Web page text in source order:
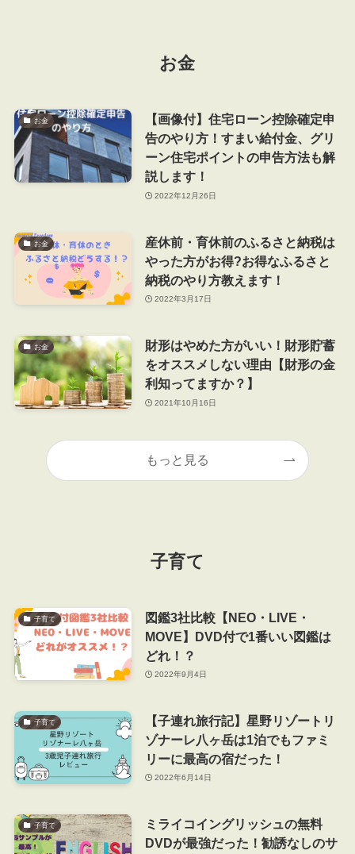
お金
お金
【画像付】住宅ローン控除確定申
告のやり方！すまい給付金、グリ
ーン住宅ポイントの申告方法も解
説します！
2022年12月26日
お金
産休前・育休前のふるさと納税は
やった方がお得?お得なふるさと
納税のやり方教えます！
2022年3月17日
お金
財形はやめた方がいい！財形貯蓄
をオススメしない理由【財形の金
利知ってますか？】
2021年10月16日
もっと見る
子育て
子育て
図鑑3社比較【NEO・LIVE・
MOVE】DVD付で1番いい図鑑は
どれ！？
2022年9月4日
子育て
【子連れ旅行記】星野リゾートリ
ゾナーレ八ヶ岳は1泊でもファミ
リーに最高の宿だった！
2022年6月14日
子育て
ミライコイングリッシュの無料
DVDが最強だった！勧誘なしのサ